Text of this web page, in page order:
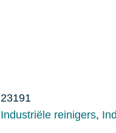
23191
Industriële reinigers,